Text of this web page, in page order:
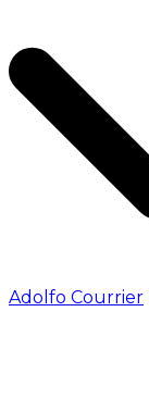
Adolfo Courrier